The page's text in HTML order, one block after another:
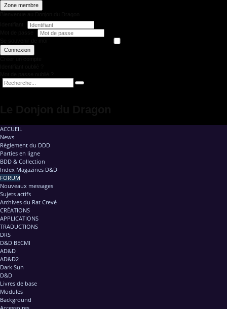
Zone membre
Connexion
ACCUEIL
News
Règlement du DDD
Parties en ligne
BDD & Collection
Index Magazines D&D
FORUM
Nouveaux messages
Sujets actifs
Archives du Rat Crevé
CRÉATIONS
APPLICATIONS
TRADUCTIONS
DRS
D&D BECMI
AD&D
AD&D2
Dark Sun
D&D
Livres de base
Modules
Background